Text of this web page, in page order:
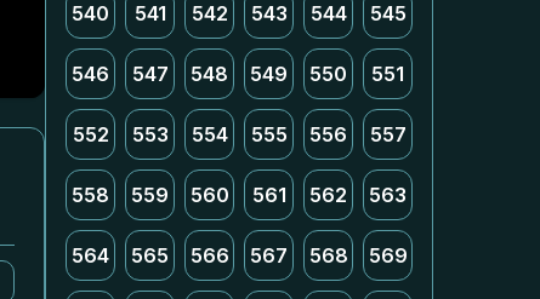
540 541 542 543 544 545
546 547 548 549 550 551
552 553 554 555 556 557
558 559 560 561 562 563
564 565 566 567 568 569